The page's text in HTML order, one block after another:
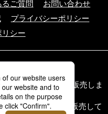
るご質問
お問い合わせ
プライバシーポリシー
リシー
じられております。
ない場合、酒類を販売しま
許通知書に基づき販売して